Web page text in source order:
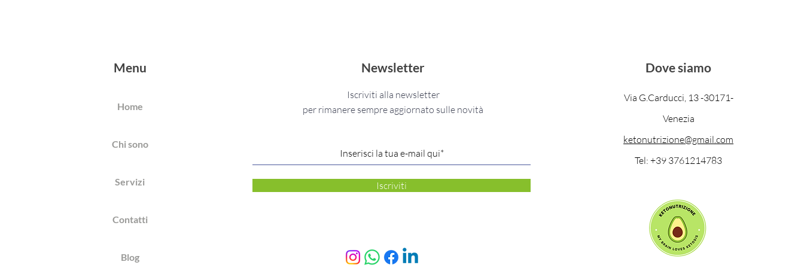
Menu
Home
Chi sono
Servizi
Contatti
Blog
Newsletter
Iscriviti alla newsletter
per rimanere sempre aggiornato sulle novità
Iscriviti
Dove siamo
Via G.Carducci, 13 -30171-
Venezia
ketonutrizione@gmail.com
Tel: +39 3761214783